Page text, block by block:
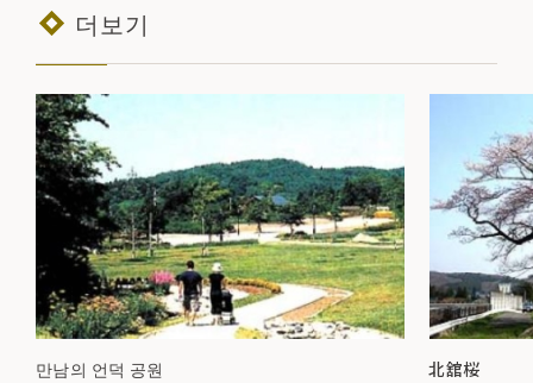
더보기
만남의 언덕 공원 北舘桜